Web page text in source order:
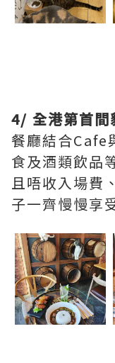
4/ 全港第首間
餐廳結合Cafe
食及酒類飲品
且唔收入場費
子一齊慢慢享